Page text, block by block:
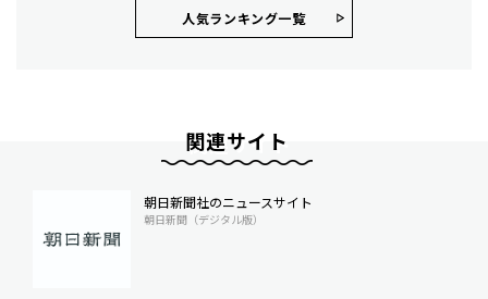
人気ランキング⼀覧
関連サイト
朝日新聞社のニュースサイト
朝日新聞（デジタル版）